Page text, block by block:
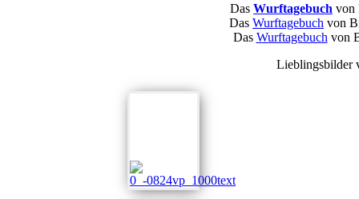
Das Wurftagebuch von
Das Wurftagebuch von
Das Wurftagebuch von
Lieblingsbilder